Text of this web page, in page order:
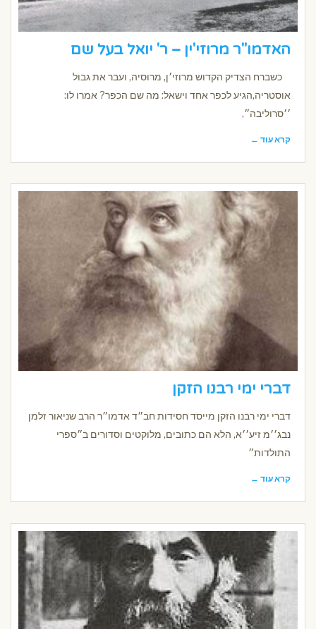
האדמו"ר מרוזי'ין – ר' יואל בעל שם
כשברח הצדיק הקדוש מרוזי׳ן, מרוסיה, ועבר את גבול
אוסטריה,הגיע לכפר אחד וישאל: מה שם הכפר? אמרו לו:
׳׳סרוליבה״,
קרא עוד ←
דברי ימי רבנו הזקן
דברי ימי רבנו הזקן מייסד חסידות חב״ד אדמו״ר הרב שניאור זלמן
נבג׳׳מ זיע׳׳א, הלא הם כתובים, מלוקטים וסדורים ב״ספרי
התולדות״
קרא עוד ←